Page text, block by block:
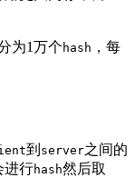
为1万个hash ，每
到 server之间的
进行hash然后取